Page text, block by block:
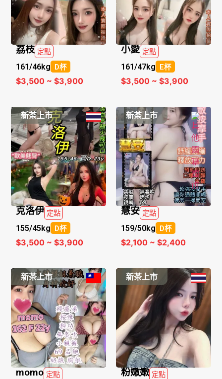
荔枝 定點
161/46kg D杯
$3,500 ~ $3,900
小愛 定點
161/47kg E杯
$3,500 ~ $3,900
新茶上市
克洛伊 定點
155/45kg D杯
$3,500 ~ $3,900
新茶上市
慧安 定點
159/50kg D杯
$2,100 ~ $2,400
新茶上市
momo 定點
新茶上市
粉嫩嫩 定點